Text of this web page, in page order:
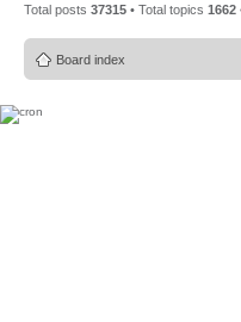
Total posts 37315 • Total topics 1662
Board index